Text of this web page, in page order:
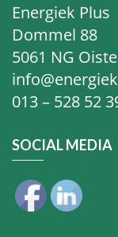
Energiek Plus
Dommel 88
5061 NG
013 – 528 52
SOCIAL MEDIA